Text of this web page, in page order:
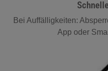
Bei Auffälligkeiten:
App oder